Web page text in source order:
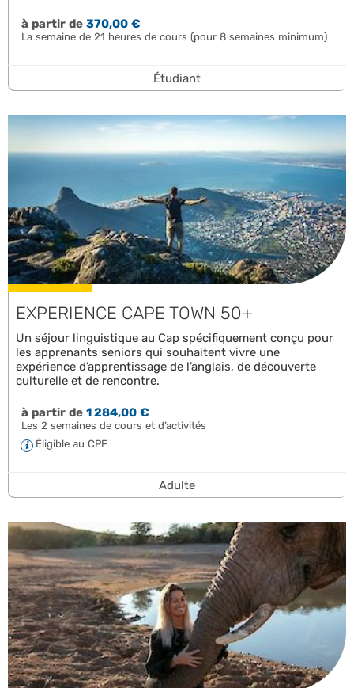
à partir de370,00 €
La semaine de 21 heures de cours (pour 8 semaines minimum)
Étudiant
EXPERIENCE CAPE TOWN 50+
Un séjour linguistique au Cap spécifiquement conçu pour
les apprenants seniors qui souhaitent vivre une
expérience d’apprentissage de l’anglais, de découverte
culturelle et de rencontre.
à partir de1 284,00 €
Les 2 semaines de cours et d’activités
Éligible au CPF
Adulte